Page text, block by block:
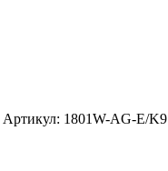
Артикул: 1801W-AG-E/K9